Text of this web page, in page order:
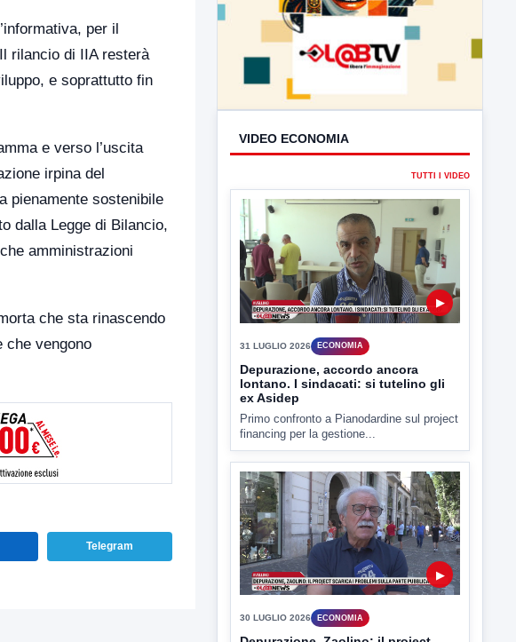
per il
rilancio di IIA resterà
e soprattutto fin
e verso l’uscita
irpina del
pienamente sostenibile
dalla Legge di Bilancio,
amministrazioni
che sta rinascendo
che vengono
Telegram
VIDEO ECONOMIA
TUTTI I VIDEO
▶
31 LUGLIO 2026 ECONOMIA
Depurazione, accordo ancora
lontano. I sindacati: si tutelino gli
ex Asidep
Primo confronto a Pianodardine sul project
financing per la gestione...
▶
30 LUGLIO 2026 ECONOMIA